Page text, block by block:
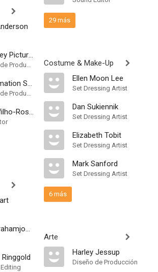
Walt Disney Pictures
Compañía de Produccion
Pixar Animation Studios
Compañía de Produccion
Karen Dufilho-Rosen
Robert Grahamjones
29 más
Costume & Make-Up
Ellen Moon Lee
Set Dressing Artist
Dan Sukiennik
Set Dressing Artist
Elizabeth Tobit
Set Dressing Artist
Mark Sanford
Set Dressing Artist
6 más
Arte
Harley Jessup
Diseño de Producción